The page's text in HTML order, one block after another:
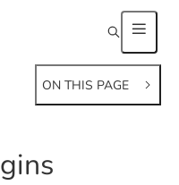
ON THIS PAGE